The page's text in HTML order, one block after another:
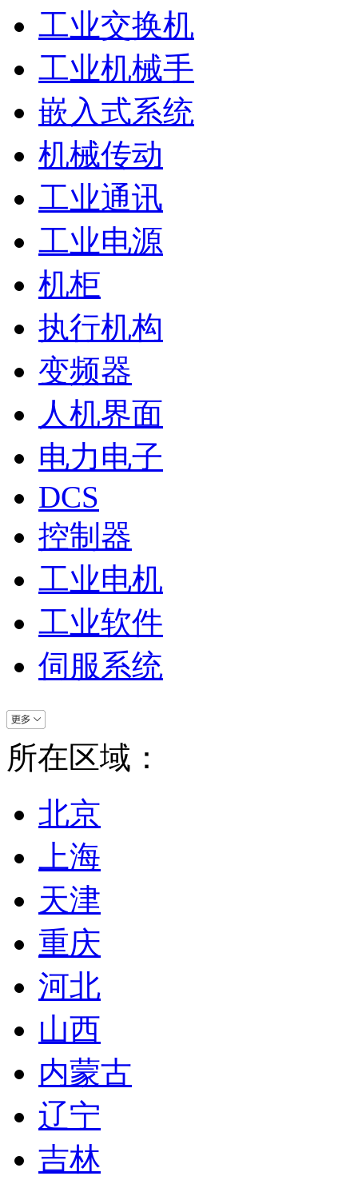
工业交换机
工业机械手
嵌入式系统
机械传动
工业通讯
工业电源
机柜
执行机构
变频器
人机界面
电力电子
DCS
控制器
工业电机
工业软件
伺服系统
所在区域：
北京
上海
天津
重庆
河北
山西
内蒙古
辽宁
吉林